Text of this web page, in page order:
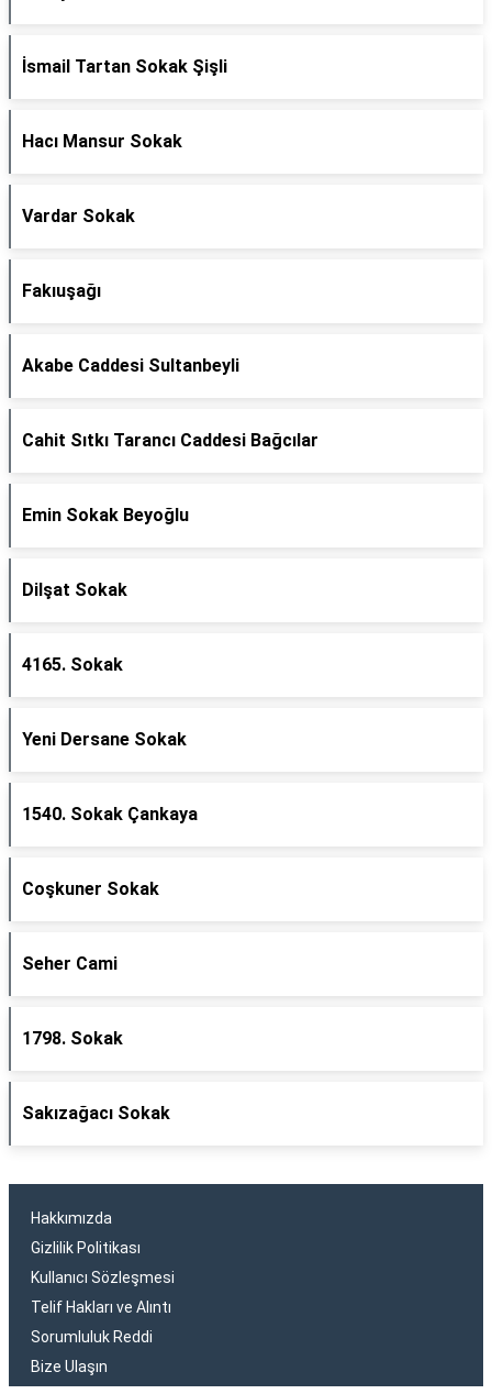
İsmail Tartan Sokak Şişli
Hacı Mansur Sokak
Vardar Sokak
Fakıuşağı
Akabe Caddesi Sultanbeyli
Cahit Sıtkı Tarancı Caddesi Bağcılar
Emin Sokak Beyoğlu
Dilşat Sokak
4165. Sokak
Yeni Dersane Sokak
1540. Sokak Çankaya
Coşkuner Sokak
Seher Cami
1798. Sokak
Sakızağacı Sokak
Hakkımızda
Gizlilik Politikası
Kullanıcı Sözleşmesi
Telif Hakları ve Alıntı
Sorumluluk Reddi
Bize Ulaşın